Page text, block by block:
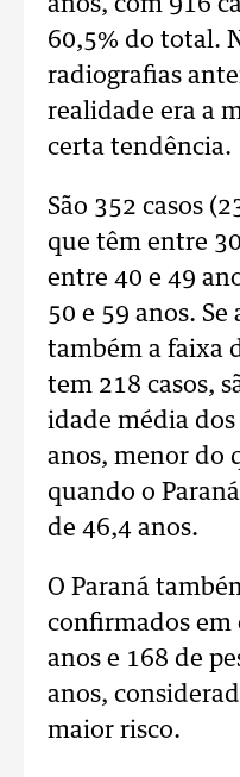
anos, com 916
60,5% do total.
radiografias
realidade era a
certa tendência.
São 352 casos
que têm entre
entre 40 e 49
50 e 59 anos.
também a faixa
tem 218 casos,
idade média
anos, menor do
quando o
de 46,4 anos.
O Paraná
confirmados em
anos e 168 de
anos,
maior risco.